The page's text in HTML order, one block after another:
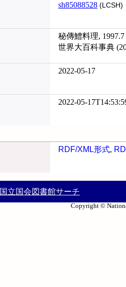
sh85088528 (LCSH)
秘傳鱧料理, 1997.7
世界大百科事典
2022-05-17
2022-05-
RDF/XML形式,
国立国会図書館サーチ
Copyright ©